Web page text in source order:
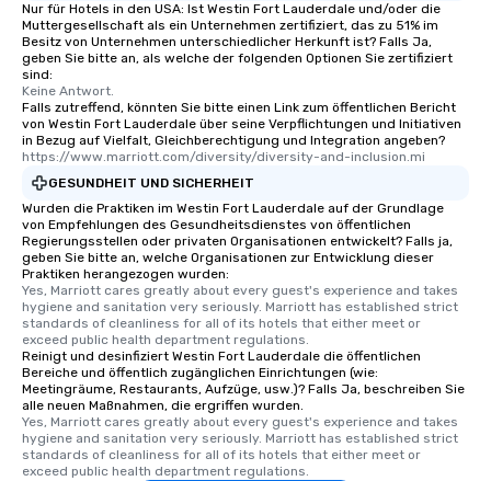
Nur für Hotels in den USA: Ist Westin Fort Lauderdale und/oder die
Muttergesellschaft als ein Unternehmen zertifiziert, das zu 51% im
Besitz von Unternehmen unterschiedlicher Herkunft ist? Falls Ja,
geben Sie bitte an, als welche der folgenden Optionen Sie zertifiziert
sind:
Keine Antwort.
Falls zutreffend, könnten Sie bitte einen Link zum öffentlichen Bericht
von Westin Fort Lauderdale über seine Verpflichtungen und Initiativen
in Bezug auf Vielfalt, Gleichberechtigung und Integration angeben?
https://www.marriott.com/diversity/diversity-and-inclusion.mi
GESUNDHEIT UND SICHERHEIT
Wurden die Praktiken im Westin Fort Lauderdale auf der Grundlage
von Empfehlungen des Gesundheitsdienstes von öffentlichen
Regierungsstellen oder privaten Organisationen entwickelt? Falls ja,
geben Sie bitte an, welche Organisationen zur Entwicklung dieser
Praktiken herangezogen wurden:
Yes, Marriott cares greatly about every guest's experience and takes
hygiene and sanitation very seriously. Marriott has established strict
standards of cleanliness for all of its hotels that either meet or
exceed public health department regulations.
Reinigt und desinfiziert Westin Fort Lauderdale die öffentlichen
Bereiche und öffentlich zugänglichen Einrichtungen (wie:
Meetingräume, Restaurants, Aufzüge, usw.)? Falls Ja, beschreiben Sie
alle neuen Maßnahmen, die ergriffen wurden.
Yes, Marriott cares greatly about every guest's experience and takes
hygiene and sanitation very seriously. Marriott has established strict
standards of cleanliness for all of its hotels that either meet or
exceed public health department regulations.